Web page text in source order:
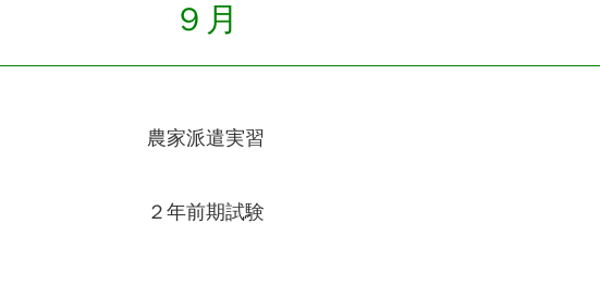
９月
農家派遣実習
２年前期試験